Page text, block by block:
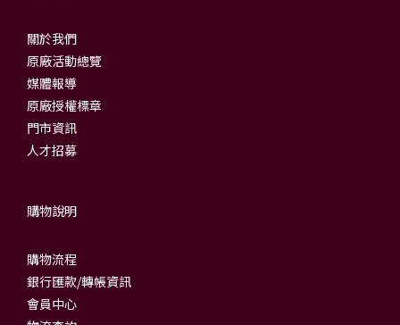
關於我們
原廠活動總覽
媒體報導
原廠授權標章
門市資訊
人才招募
購物說明
購物流程
銀行匯款/轉帳資訊
會員中心